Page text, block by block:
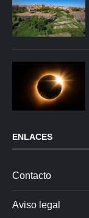
ENLACES
Contacto
Aviso legal